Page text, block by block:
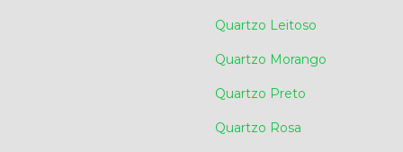
Quartzo Leitoso
Quartzo Morango
Quartzo Preto
Quartzo Rosa